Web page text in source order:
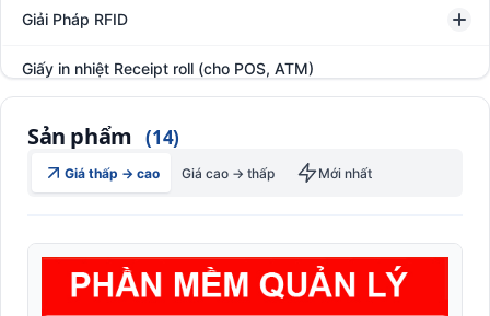
Giải Pháp RFID
Giấy in nhiệt Receipt roll (cho POS, ATM)
In thẻ khách hàng
Kệ siêu thị trưng bày
Sản phẩm (14)
Giá thấp → cao Giá cao → thấp Mới nhất